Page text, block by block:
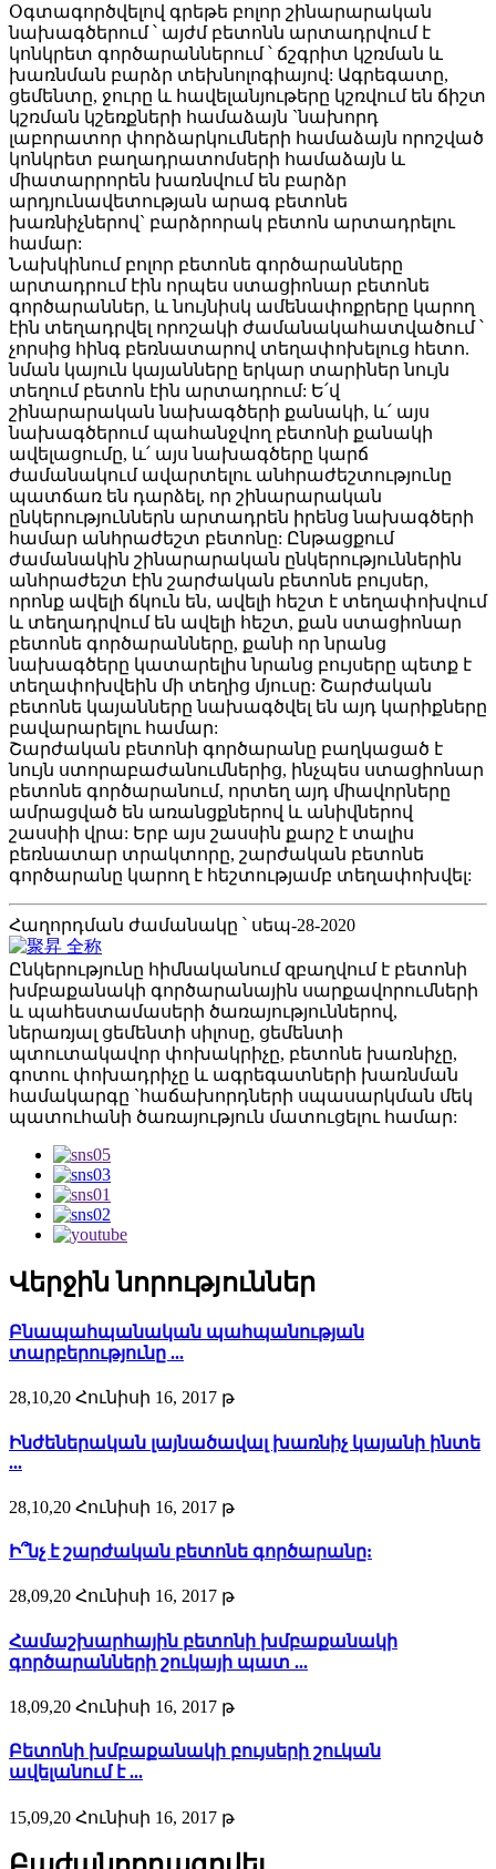
Օգտագործվելով գրեթե բոլոր շինարարական
նախագծերում ՝ այժմ բետոնն արտադրվում է
կոնկրետ գործարաններում ՝ ճշգրիտ կշռման և
խառնման բարձր տեխնոլոգիայով: Ագրեգատը,
ցեմենտը, ջուրը և հավելանյութերը կշռվում են ճիշտ
կշռման կշեռքների համաձայն `նախորդ
լաբորատոր փորձարկումների համաձայն որոշված
​​կոնկրետ բաղադրատոմսերի համաձայն և
միատարրորեն խառնվում են բարձր
արդյունավետության արագ բետոնե
խառնիչներով` բարձրորակ բետոն արտադրելու
համար:
Նախկինում բոլոր բետոնե գործարանները
արտադրում էին որպես ստացիոնար բետոնե
գործարաններ, և նույնիսկ ամենափոքրերը կարող
էին տեղադրվել որոշակի ժամանակահատվածում ՝
չորսից հինգ բեռնատարով տեղափոխելուց հետո.
նման կայուն կայանները երկար տարիներ նույն
տեղում բետոն էին արտադրում: Ե՛վ
շինարարական նախագծերի քանակի, և՛ այս
նախագծերում պահանջվող բետոնի քանակի
ավելացումը, և՛ այս նախագծերը կարճ
ժամանակում ավարտելու անհրաժեշտությունը
պատճառ են դարձել, որ շինարարական
ընկերություններն արտադրեն իրենց նախագծերի
համար անհրաժեշտ բետոնը: Ընթացքում
ժամանակին շինարարական ընկերություններին
անհրաժեշտ էին շարժական բետոնե բույսեր,
որոնք ավելի ճկուն են, ավելի հեշտ է տեղափոխվում
և տեղադրվում են ավելի հեշտ, քան ստացիոնար
բետոնե գործարանները, քանի որ նրանց
նախագծերը կատարելիս նրանց բույսերը պետք է
տեղափոխվեին մի տեղից մյուսը: Շարժական
բետոնե կայանները նախագծվել են այդ կարիքները
բավարարելու համար:
Շարժական բետոնի գործարանը բաղկացած է
նույն ստորաբաժանումներից, ինչպես ստացիոնար
բետոնե գործարանում, որտեղ այդ միավորները
ամրացված են առանցքներով և անիվներով
շասսիի վրա: Երբ այս շասսին քարշ է տալիս
բեռնատար տրակտորը, շարժական բետոնե
գործարանը կարող է հեշտությամբ տեղափոխվել:
Հաղորդման ժամանակը ՝ սեպ-28-2020
Ընկերությունը հիմնականում զբաղվում է բետոնի
խմբաքանակի գործարանային սարքավորումների
և պահեստամասերի ծառայություններով,
ներառյալ ցեմենտի սիլոսը, ցեմենտի
պտուտակավոր փոխակրիչը, բետոնե խառնիչը,
գոտու փոխադրիչը և ագրեգատների խառնման
համակարգը `հաճախորդների սպասարկման մեկ
պատուհանի ծառայություն մատուցելու համար:
Վերջին նորություններ
Բնապահպանական պահպանության
տարբերությունը ...
28,10,20 Հունիսի 16, 2017 թ
Ինժեներական լայնածավալ խառնիչ կայանի ինտե
...
28,10,20 Հունիսի 16, 2017 թ
Ի՞նչ է շարժական բետոնե գործարանը:
28,09,20 Հունիսի 16, 2017 թ
Համաշխարհային բետոնի խմբաքանակի
գործարանների շուկայի պատ ...
18,09,20 Հունիսի 16, 2017 թ
Բետոնի խմբաքանակի բույսերի շուկան
ավելանում է ...
15,09,20 Հունիսի 16, 2017 թ